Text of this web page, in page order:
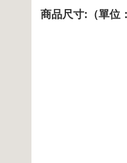
商品尺寸:（單位